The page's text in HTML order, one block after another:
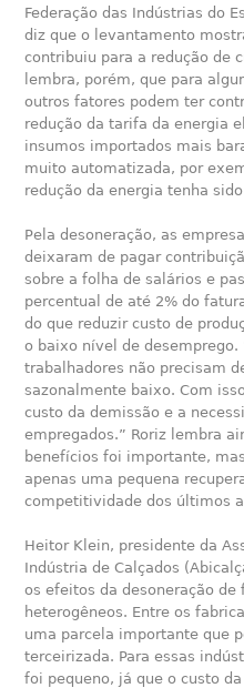
Federação das Indústrias do
diz que o levantamento
contribuiu para a redução de
lembra, porém, que para
outros fatores podem ter
redução da tarifa da energia
insumos importados mais
muito automatizada, por
redução da energia tenha
Pela desoneração, as
deixaram de pagar
sobre a folha de salários e
percentual de até 2% do
do que reduzir custo de
o baixo nível de desemprego.
trabalhadores não precisam
sazonalmente baixo. Com
custo da demissão e a
empregados.” Roriz lembra
benefícios foi importante,
apenas uma pequena
competitividade dos últimos
Heitor Klein, presidente da
Indústria de Calçados
os efeitos da desoneração
heterogêneos. Entre os
uma parcela importante que
terceirizada. Para essas
foi pequeno, já que o custo